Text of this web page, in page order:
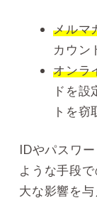
メルマ
カウン
オンラ
ドを
トを窃
IDやパスワ
ような手段
大な影響を与